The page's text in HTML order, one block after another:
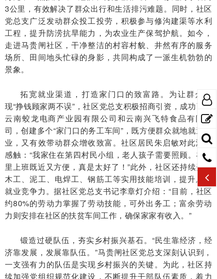
3公里，有效解决了群众出行和生活排污难题。同时，社区
党总支广泛发动群众投工投劳，积极参与修沟建渠等水利
工程，提升防涝抗旱能力，为农业生产保驾护航。如今，
走进马贵闸社区，干净整洁的村容村貌、井然有序的服务
场所、田间地头忙碌的身影，共同构成了一派生机勃勃的
景象。
拓宽就业渠道，打造家门口的致富路。为让群众实
现“挣钱顾家两不误”，社区党总支积极招商引资，成功引入
云南蛟龙电商产业园有限公司和云南兴飞特食品有限公
司，创建多个“家门口的务工车间”，既方便群众就地就近就
业，又有效带动群众增收致富。社区居民朱启敏对此深有
感触：“我家住在第四村民小组，老人孩子需要照顾。在这
里上班既近又方便，真是太好了！”此外，社区还持续开展
木工、泥工、电焊工、钢筋工等实用技能培训，提升居民
就业竞争力。据社区党总支书记李章灯介绍：“目前，社区
约80%的劳动力掌握了劳动技能，可外出务工；富余劳动
力则安排在社区的扶贫车间工作，确保家家有收入。”
锻造过硬队伍，夯实乡村振兴基石。“民生靠经济，经
济靠发展，发展靠队伍。”马贵闸社区党总支深刻认识到，
一支强有力的队伍是实现乡村振兴的关键。为此，社区持
续加强党组织规范化建设，不断提升干部队伍素质，着力